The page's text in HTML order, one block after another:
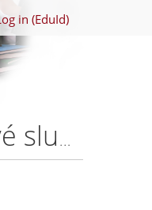
in (EduId)
Digitální rádiová komunikace u HZS ČR. (Zaměřeno na hlasové a datové služby.) – Jaroslav MIKOLÁŠ, DiS.